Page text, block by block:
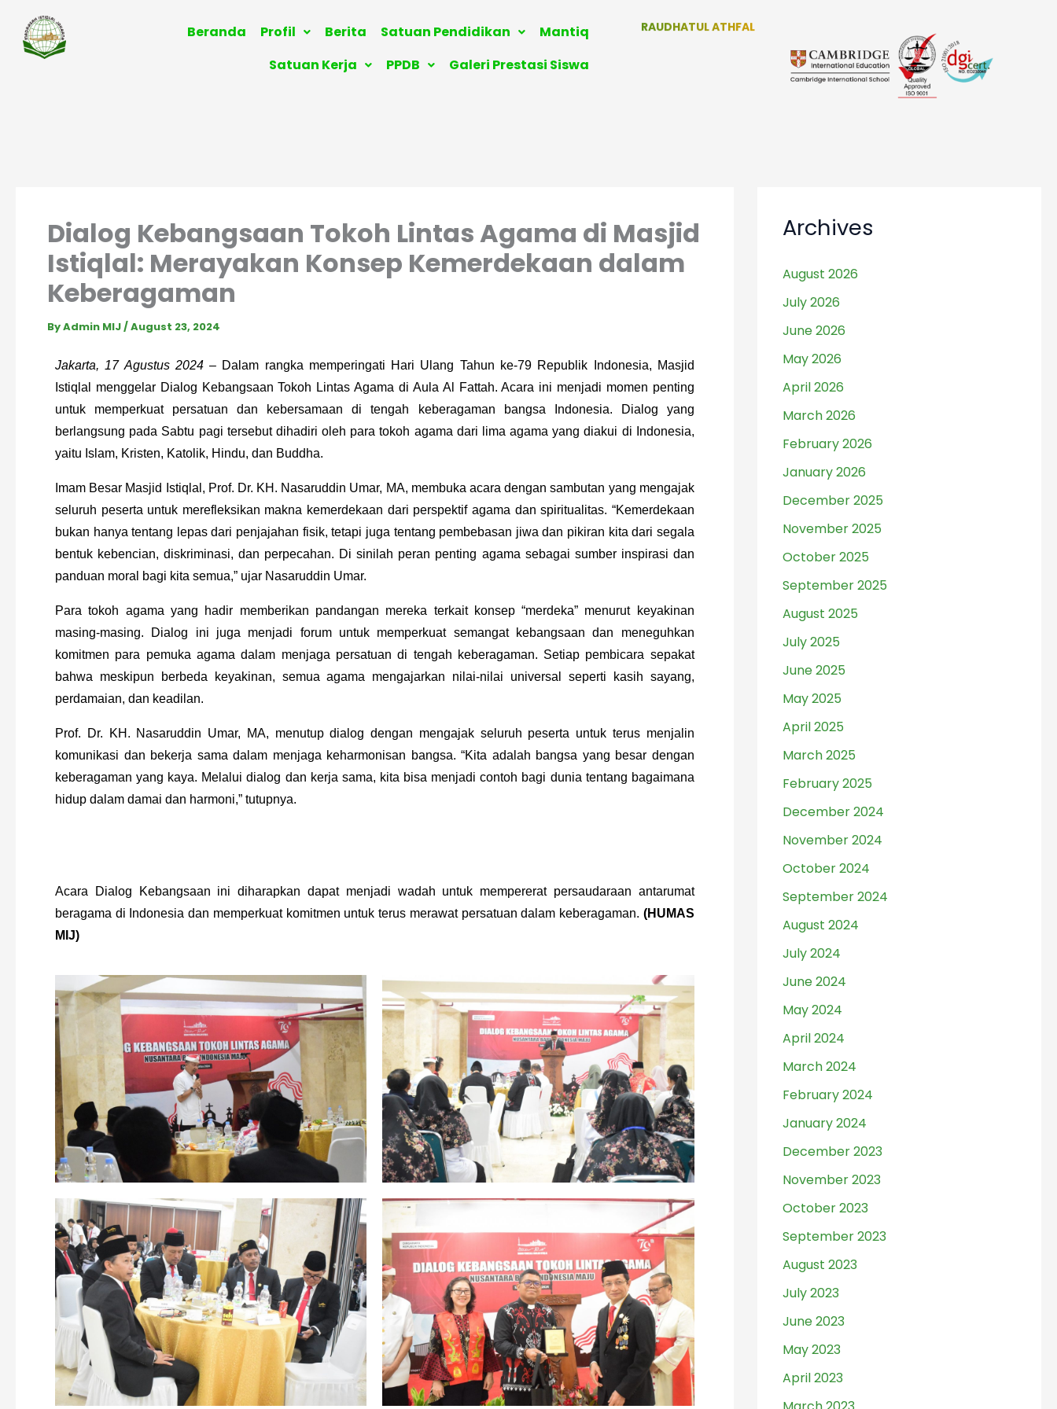
content
Beranda Profil Berita Satuan Pendidikan
Mantiq
Satuan Kerja
PPDB Galeri Prestasi Siswa
KELOMPOK BERMAIN
Dialog Kebangsaan Tokoh Lintas Agama di Masjid
Istiqlal: Merayakan Konsep Kemerdekaan dalam
Keberagaman
ByAdmin MIJ/August 23, 2024
Jakarta, 17 Agustus 2024 – Dalam rangka memperingati Hari Ulang Tahun ke-79 Republik Indonesia, Masjid
Istiqlal menggelar Dialog Kebangsaan Tokoh Lintas Agama di Aula Al Fattah. Acara ini menjadi momen penting
untuk memperkuat persatuan dan kebersamaan di tengah keberagaman bangsa Indonesia. Dialog yang
berlangsung pada Sabtu pagi tersebut dihadiri oleh para tokoh agama dari lima agama yang diakui di Indonesia,
yaitu Islam, Kristen, Katolik, Hindu, dan Buddha.
Imam Besar Masjid Istiqlal, Prof. Dr. KH. Nasaruddin Umar, MA, membuka acara dengan sambutan yang mengajak
seluruh peserta untuk merefleksikan makna kemerdekaan dari perspektif agama dan spiritualitas. “Kemerdekaan
bukan hanya tentang lepas dari penjajahan fisik, tetapi juga tentang pembebasan jiwa dan pikiran kita dari segala
bentuk kebencian, diskriminasi, dan perpecahan. Di sinilah peran penting agama sebagai sumber inspirasi dan
panduan moral bagi kita semua,” ujar Nasaruddin Umar.
Para tokoh agama yang hadir memberikan pandangan mereka terkait konsep “merdeka” menurut keyakinan
masing-masing. Dialog ini juga menjadi forum untuk memperkuat semangat kebangsaan dan meneguhkan
komitmen para pemuka agama dalam menjaga persatuan di tengah keberagaman. Setiap pembicara sepakat
bahwa meskipun berbeda keyakinan, semua agama mengajarkan nilai-nilai universal seperti kasih sayang,
perdamaian, dan keadilan.
Prof. Dr. KH. Nasaruddin Umar, MA, menutup dialog dengan mengajak seluruh peserta untuk terus menjalin
komunikasi dan bekerja sama dalam menjaga keharmonisan bangsa. “Kita adalah bangsa yang besar dengan
keberagaman yang kaya. Melalui dialog dan kerja sama, kita bisa menjadi contoh bagi dunia tentang bagaimana
hidup dalam damai dan harmoni,” tutupnya.
Acara Dialog Kebangsaan ini diharapkan dapat menjadi wadah untuk mempererat persaudaraan antarumat
beragama di Indonesia dan memperkuat komitmen untuk terus merawat persatuan dalam keberagaman. (HUMAS
MIJ)
Archives
August 2026
July 2026
June 2026
May 2026
April 2026
March 2026
February 2026
January 2026
December 2025
November 2025
October 2025
September 2025
August 2025
July 2025
June 2025
May 2025
April 2025
March 2025
February 2025
December 2024
November 2024
October 2024
September 2024
August 2024
July 2024
June 2024
May 2024
April 2024
March 2024
February 2024
January 2024
December 2023
November 2023
October 2023
September 2023
August 2023
July 2023
June 2023
May 2023
April 2023